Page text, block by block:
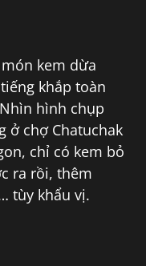
kem dừa
khắp toàn
hình chụp
ở chợ Chatuchak
chỉ có kem bỏ
ra rồi, thêm
tùy khẩu vị.